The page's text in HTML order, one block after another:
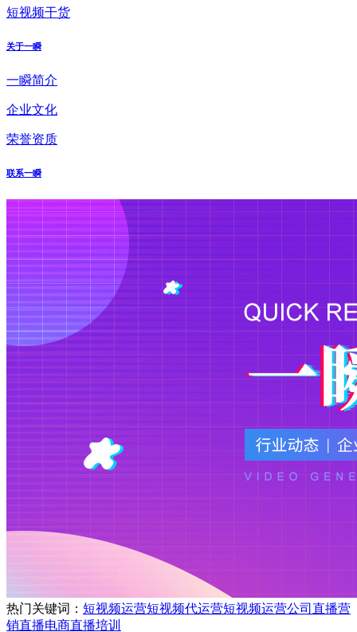
短视频干货
关于一瞬
一瞬简介
企业文化
荣誉资质
联系一瞬
热门关键词： 短视频运营短视频代运营短视频运营公司 直播营
销直播电商直播培训